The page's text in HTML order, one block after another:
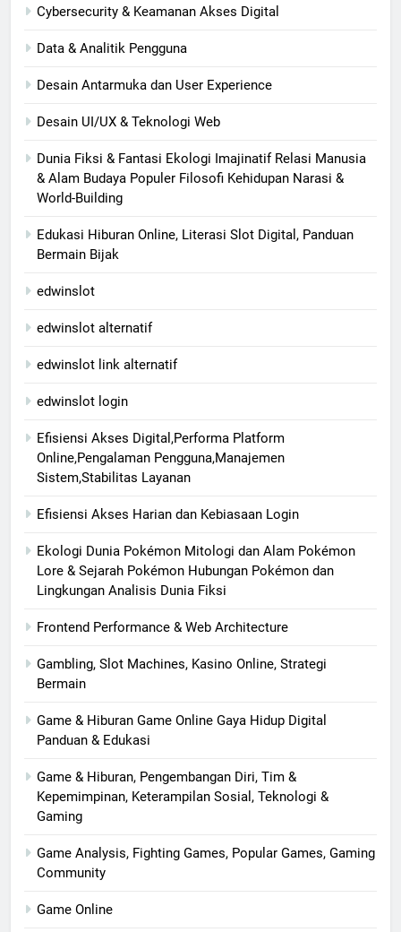
Cybersecurity & Keamanan Akses Digital
Data & Analitik Pengguna
Desain Antarmuka dan User Experience
Desain UI/UX & Teknologi Web
Dunia Fiksi & Fantasi Ekologi Imajinatif Relasi Manusia
& Alam Budaya Populer Filosofi Kehidupan Narasi &
World-Building
Edukasi Hiburan Online, Literasi Slot Digital, Panduan
Bermain Bijak
edwinslot
edwinslot alternatif
edwinslot link alternatif
edwinslot login
Efisiensi Akses Digital,Performa Platform
Online,Pengalaman Pengguna,Manajemen
Sistem,Stabilitas Layanan
Efisiensi Akses Harian dan Kebiasaan Login
Ekologi Dunia Pokémon Mitologi dan Alam Pokémon
Lore & Sejarah Pokémon Hubungan Pokémon dan
Lingkungan Analisis Dunia Fiksi
Frontend Performance & Web Architecture
Gambling, Slot Machines, Kasino Online, Strategi
Bermain
Game & Hiburan Game Online Gaya Hidup Digital
Panduan & Edukasi
Game & Hiburan, Pengembangan Diri, Tim &
Kepemimpinan, Keterampilan Sosial, Teknologi &
Gaming
Game Analysis, Fighting Games, Popular Games, Gaming
Community
Game Online